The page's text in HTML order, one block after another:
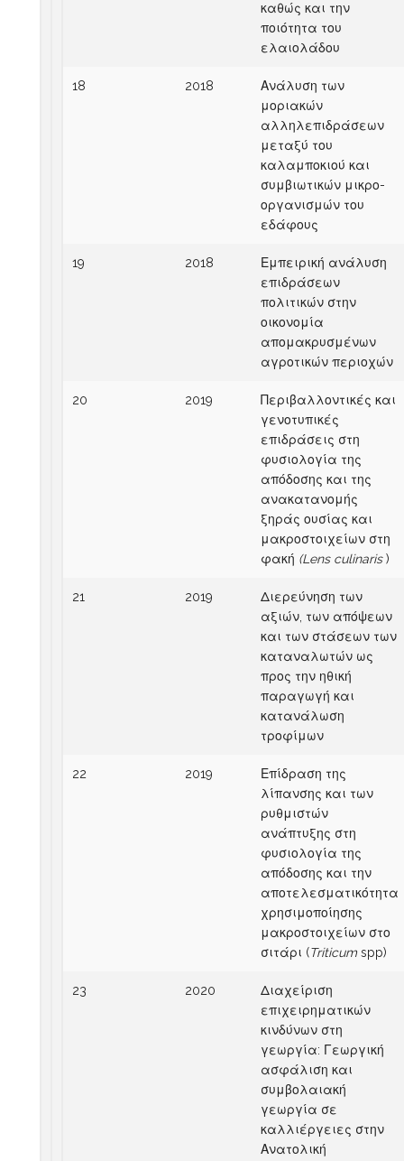
καθώς και την
ποιότητα του
ελαιολάδου
18 2018
Ανάλυση των
μοριακών
αλληλεπιδράσεων
μεταξύ του
καλαμποκιού και
συμβιωτικών μικρο-
οργανισμών του
εδάφους
19 2018
Εμπειρική ανάλυση
επιδράσεων
πολιτικών στην
οικονομία
απομακρυσμένων
αγροτικών περιοχών
20 2019
Περιβαλλοντικές και
γενοτυπικές
επιδράσεις στη
φυσιολογία της
απόδοσης και της
ανακατανομής
ξηράς ουσίας και
μακροστοιχείων στη
φακή (Lens culinaris)
21 2019
Διερεύνηση των
αξιών, των απόψεων
και των στάσεων των
καταναλωτών ως
προς την ηθική
παραγωγή και
κατανάλωση
τροφίμων
22 2019
Επίδραση της
λίπανσης και των
ρυθμιστών
ανάπτυξης στη
φυσιολογία της
απόδοσης και την
αποτελεσματικότητα
χρησιμοποίησης
μακροστοιχείων στο
σιτάρι (Triticumspp)
23 2020
Διαχείριση
επιχειρηματικών
κινδύνων στη
γεωργία: Γεωργική
ασφάλιση και
συμβολαιακή
γεωργία σε
καλλιέργειες στην
Ανατολική